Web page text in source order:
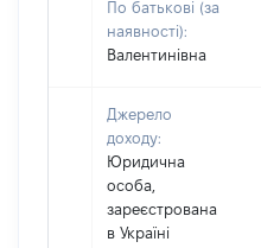
По батькові (за
наявності):
Валентинівна
Джерело
доходу:
Юридична
особа,
зареєстрована
в Україні